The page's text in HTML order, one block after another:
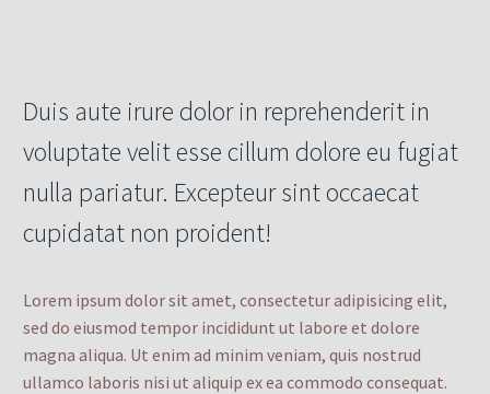
Duis aute irure dolor in reprehenderit in
voluptate velit esse cillum dolore eu fugiat
nulla pariatur. Excepteur sint occaecat
cupidatat non proident!
Lorem ipsum dolor sit amet, consectetur adipisicing elit,
sed do eiusmod tempor incididunt ut labore et dolore
magna aliqua. Ut enim ad minim veniam, quis nostrud
ullamco laboris nisi ut aliquip ex ea commodo consequat.